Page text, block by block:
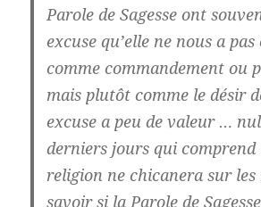
Parole de Sagesse ont
excuse qu’elle ne nous a
comme commandement ou
mais plutôt comme le désir
excuse a peu de valeur …
derniers jours qui comprend
religion ne chicanera sur
savoir si la Parole de